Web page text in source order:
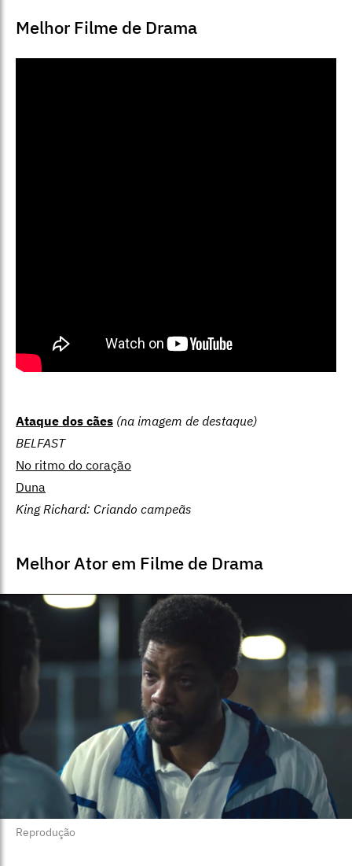
Melhor Filme de Drama
Ataque dos cães (na imagem de destaque)
BELFAST
No ritmo do coração
Duna
King Richard: Criando campeãs
Melhor Ator em Filme de Drama
Reprodução